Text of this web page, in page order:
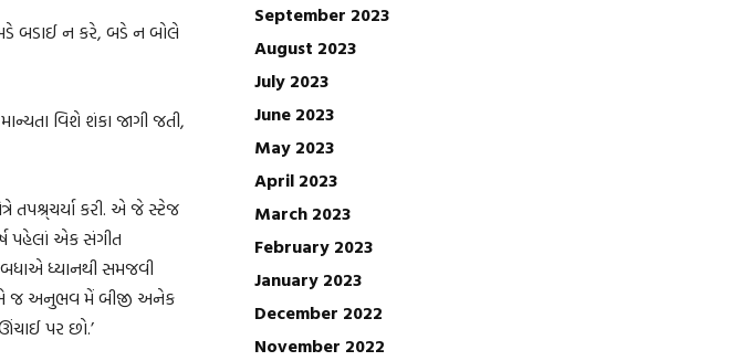
બડાઈ ન કરે, બડે ન બોલે
વિશે શંકા જાગી જતી,
તપશ્ર્ચર્યા કરી. એ જે સ્ટેજ
પહેલાં એક સંગીત
ધ્યાનથી સમજવી
જ અનુભવ મેં બીજી અનેક
પર છો.’
September 2023
August 2023
July 2023
June 2023
May 2023
April 2023
March 2023
February 2023
January 2023
December 2022
November 2022